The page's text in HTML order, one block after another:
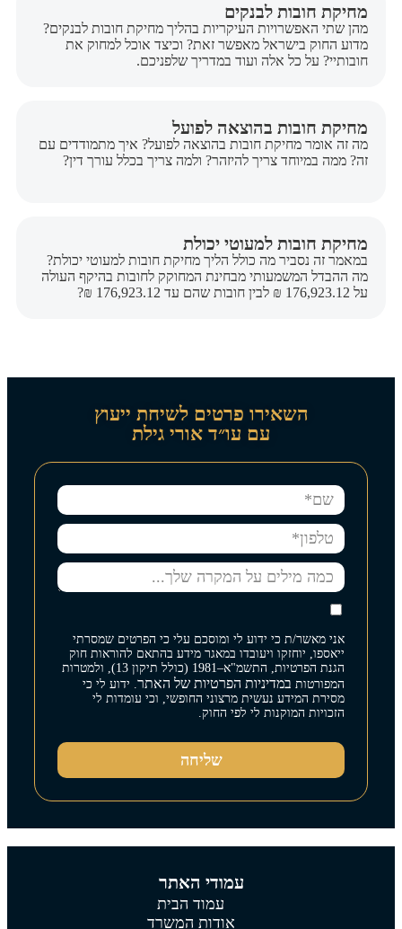
מחיקת חובות לבנקים
מהן שתי האפשרויות העיקריות בהליך מחיקת חובות לבנקים?
מדוע החוק בישראל מאפשר זאת? וכיצד אוכל למחוק את
חובותיי? על כל אלה ועוד במדריך שלפניכם.
מחיקת חובות בהוצאה לפועל
מה זה אומר מחיקת חובות בהוצאה לפועל? איך מתמודדים עם
זה? ממה במיוחד צריך להיזהר? ולמה צריך בכלל עורך דין?
מחיקת חובות למעוטי יכולת
במאמר זה נסביר מה כולל הליך מחיקת חובות למעוטי יכולת?
מה ההבדל המשמעותי מבחינת המחוקק לחובות בהיקף העולה
על 176,923.12 ₪ לבין חובות שהם עד 176,923.12 ₪?
השאירו פרטים לשיחת ייעוץ
עם עו״ד אורי גילת
אני מאשר/ת כי ידוע לי ומוסכם עלי כי הפרטים שמסרתי
ייאספו, יוחזקו ויעובדו במאגר מידע בהתאם להוראות חוק
הגנת הפרטיות, התשמ"א–1981 (כולל תיקון 13), ולמטרות
המפורטות במדיניות הפרטיות של האתר . ידוע לי כי
מסירת המידע נעשית מרצוני החופשי, וכי עומדות לי
הזכויות המוקנות לי לפי החוק.
שליחה
עמודי האתר
עמוד הבית
אודות המשרד